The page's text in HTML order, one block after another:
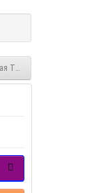
Трио Принцесса 1,8